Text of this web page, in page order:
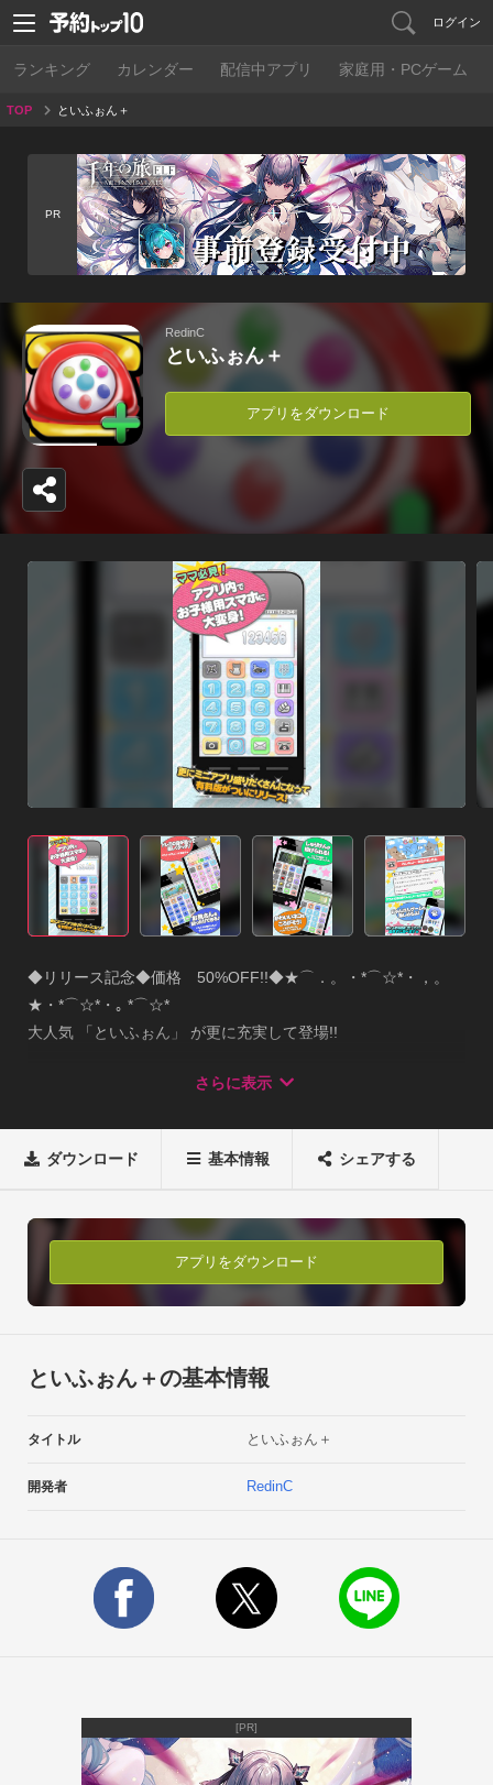
ログイン
ランキング カレンダー 配信中アプリ 家庭用・PCゲーム
TOP といふぉん＋
PR
RedinC
といふぉん＋
アプリをダウンロード
◆リリース記念◆価格　50%OFF!!◆★⌒．。・*⌒☆*・，。
★・*⌒☆*・｡ *⌒☆*
大人気 「といふぉん」 が更に充実して登場!!
★⌒．。・*⌒☆*・，。★・*⌒☆*・｡ *⌒☆*「といふぉん+(プ
カメラに写った画面をタップして色んなアイテムを投げよう！
端末を傾けると可愛いネコがころころする癒しミニアプリ！●
お魚ボタンを押すと水槽で可愛いお魚が飼えちゃう！無料版
「といふぉん」で大人気だった機能ももっと充実！
☆電話の応答音声追加
子供だってスマートフォンを触りたい！
に「といふぉん+(プラス)」を起動させて下さい★
アプリ内でスマホ画面が疑似体験できちゃいます！数字入力、
そして楽しいドレミの音が鳴るピアノ機能も搭載しています♪
このアプリならお子様が夢中になること間違いなしです★
退屈な時やぐずった時に起動させればお守りアプリにも大変
さらに表示
ダウンロード 基本情報 シェアする
アプリをダウンロード
といふぉん＋の基本情報
タイトル といふぉん＋
開発者 RedinC
[PR]